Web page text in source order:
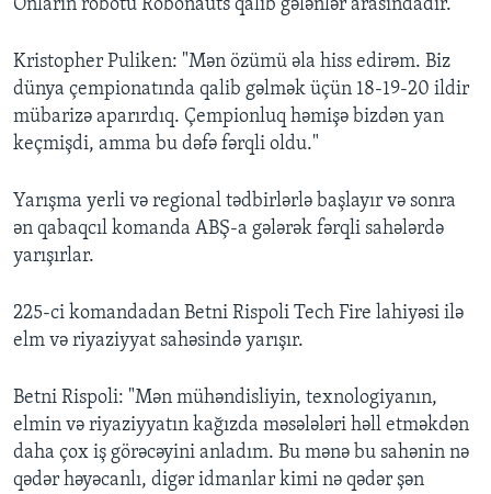
Onların robotu Robonauts qalib gələnlər arasındadır.
Kristopher Puliken: "Mən özümü əla hiss edirəm. Biz
dünya çempionatında qalib gəlmək üçün 18-19-20 ildir
mübarizə aparırdıq. Çempionluq həmişə bizdən yan
keçmişdi, amma bu dəfə fərqli oldu."
Yarışma yerli və regional tədbirlərlə başlayır və sonra
ən qabaqcıl komanda ABŞ-a gələrək fərqli sahələrdə
yarışırlar.
225-ci komandadan Betni Rispoli Tech Fire lahiyəsi ilə
elm və riyaziyyat sahəsində yarışır.
Betni Rispoli: "Mən mühəndisliyin, texnologiyanın,
elmin və riyaziyyatın kağızda məsələləri həll etməkdən
daha çox iş görəcəyini anladım. Bu mənə bu sahənin nə
qədər həyəcanlı, digər idmanlar kimi nə qədər şən